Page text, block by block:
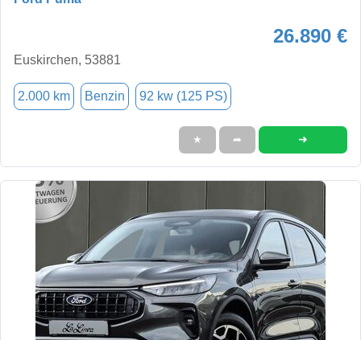
26.890 €
Euskirchen, 53881
2.000 km Benzin 92 kw (125 PS)
★ ➦ ➜